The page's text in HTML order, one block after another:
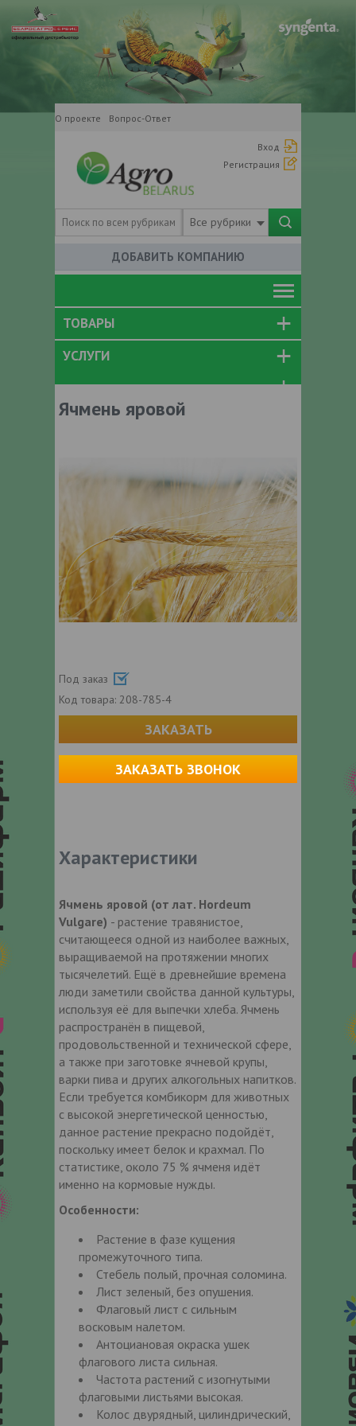
О проекте Вопрос-Ответ
Вход
Регистрация
Все рубрики
ДОБАВИТЬ КОМПАНИЮ
ТОВАРЫ
УСЛУГИ
Ячмень яровой
Под заказ
Код товара: 208-785-4
ЗАКАЗАТЬ
ЗАКАЗАТЬ ЗВОНОК
Характеристики
Ячмень яровой (от лат. Hordeum
Vulgare) - растение травянистое,
считающееся одной из наиболее важных,
выращиваемой на протяжении многих
тысячелетий. Ещё в древнейшие времена
люди заметили свойства данной культуры,
используя её для выпечки хлеба. Ячмень
распространён в пищевой,
продовольственной и технической сфере,
а также при заготовке ячневой крупы,
варки пива и других алкогольных напитков.
Если требуется комбикорм для животных
с высокой энергетической ценностью,
данное растение прекрасно подойдёт,
поскольку имеет белок и крахмал. По
статистике, около 75 % ячменя идёт
именно на кормовые нужды.
Особенности:
Растение в фазе кущения
промежуточного типа.
Стебель полый, прочная соломина.
Лист зеленый, без опушения.
Флаговый лист с сильным
восковым налетом.
Антоциановая окраска ушек
флагового листа сильная.
Частота растений с изогнутыми
флаговыми листьями высокая.
Колос двурядный, цилиндрический,